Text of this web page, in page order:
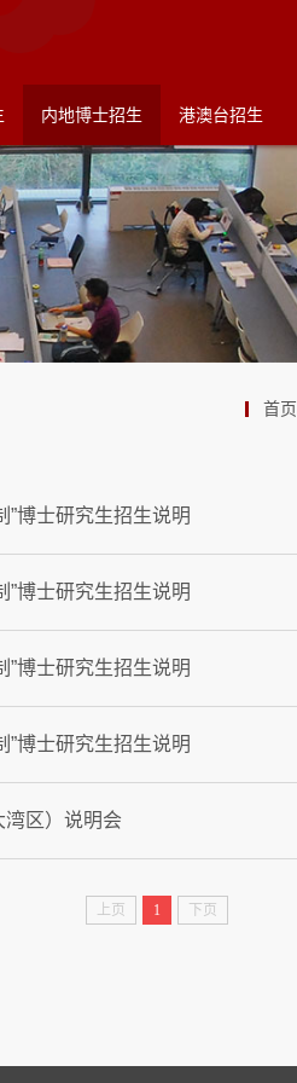
内地博士招生 港澳台招生
首页
”博士研究生招生说明
”博士研究生招生说明
”博士研究生招生说明
”博士研究生招生说明
湾区）说明会
上页 1 下页